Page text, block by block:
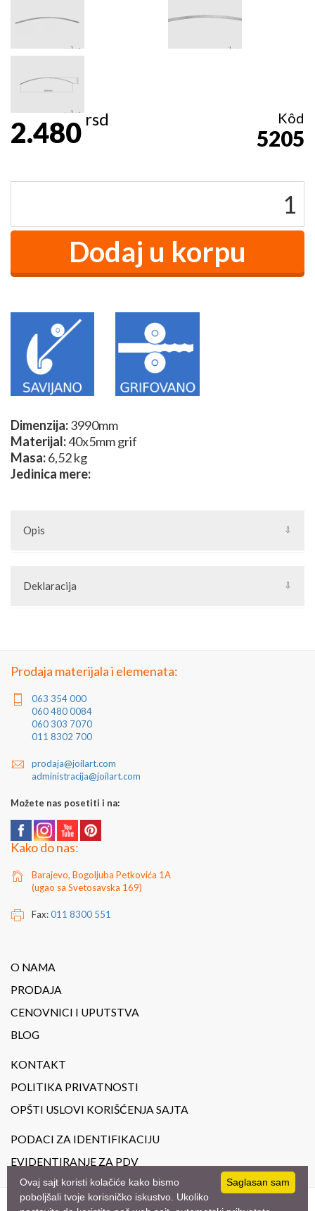
2.480rsd Kôd
5205
Dimenzija:3990mm
Materijal:40x5mm grif
Masa:6,52 kg
Jedinica mere:
Opis
Deklaracija
Prodaja materijala i elemenata:
063 354 000
060 480 0084
060 303 7070
011 8302 700
prodaja@joilart.com
administracija@joilart.com
Možete nas posetiti i na:
Kako do nas:
Barajevo, Bogoljuba Petkovića 1A
(ugao sa Svetosavska 169)
Fax:011 8300 551
O NAMA
PRODAJA
CENOVNICI I UPUTSTVA
BLOG
KONTAKT
POLITIKA PRIVATNOSTI
OPŠTI USLOVI KORIŠĆENJA SAJTA
PODACI ZA IDENTIFIKACIJU
EVIDENTIRANJE ZA PDV
Saglasan sam
Ovaj sajt koristi kolačiće kako bismo
poboljšali tvoje korisničko iskustvo. Ukoliko